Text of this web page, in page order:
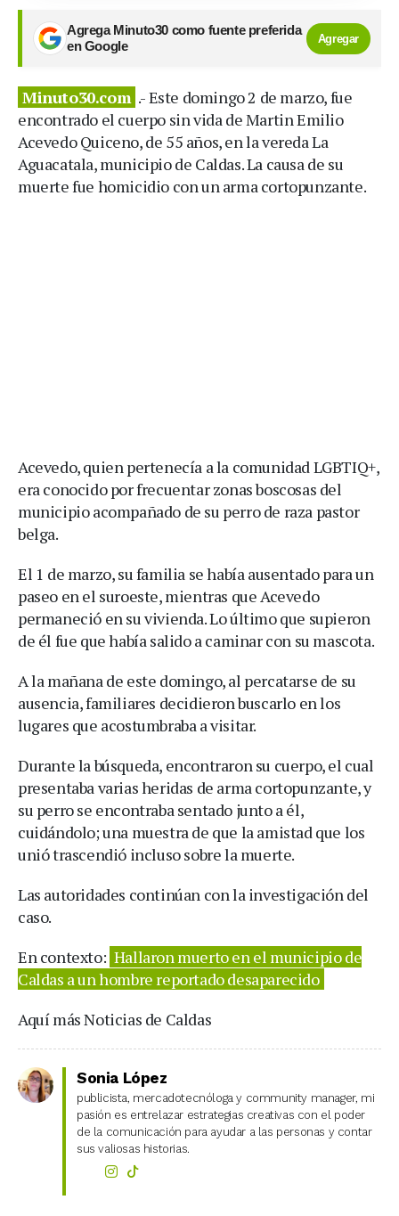
Agrega Minuto30 como fuente preferida
en Google
Agregar
Minuto30.com .- Este domingo 2 de marzo, fue
encontrado el cuerpo sin vida de Martin Emilio
Acevedo Quiceno, de 55 años, en la vereda La
Aguacatala, municipio de Caldas. La causa de su
muerte fue homicidio con un arma cortopunzante.
Acevedo, quien pertenecía a la comunidad LGBTIQ+,
era conocido por frecuentar zonas boscosas del
municipio acompañado de su perro de raza pastor
belga.
El 1 de marzo, su familia se había ausentado para un
paseo en el suroeste, mientras que Acevedo
permaneció en su vivienda. Lo último que supieron
de él fue que había salido a caminar con su mascota.
A la mañana de este domingo, al percatarse de su
ausencia, familiares decidieron buscarlo en los
lugares que acostumbraba a visitar.
Durante la búsqueda, encontraron su cuerpo, el cual
presentaba varias heridas de arma cortopunzante, y
su perro se encontraba sentado junto a él,
cuidándolo; una muestra de que la amistad que los
unió trascendió incluso sobre la muerte.
Las autoridades continúan con la investigación del
caso.
En contexto: Hallaron muerto en el municipio de
Caldas a un hombre reportado desaparecido
Aquí más Noticias de Caldas
Sonia López
publicista, mercadotecnóloga y community manager, mi
pasión es entrelazar estrategias creativas con el poder
de la comunicación para ayudar a las personas y contar
sus valiosas historias.